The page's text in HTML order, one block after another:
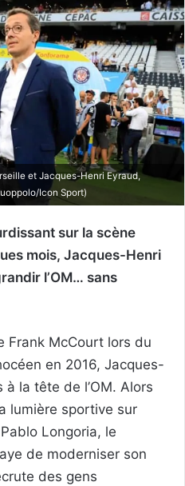
et Jacques-Henri Eyraud,
Icon Sport)
sur la scène
mois, Jacques-Henri
l’OM… sans
Frank McCourt lors du
en 2016, Jacques-
la tête de l’OM. Alors
lumière sportive sur
Longoria, le
de moderniser son
des gens